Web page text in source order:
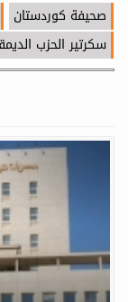
صحيفة كوردستان
سكرتير الحزب